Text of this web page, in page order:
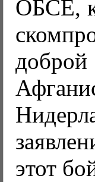
ОБСЕ,
этот